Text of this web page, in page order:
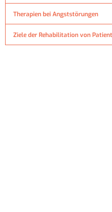
Therapien bei Angststörungen
Ziele der Rehabilitation von